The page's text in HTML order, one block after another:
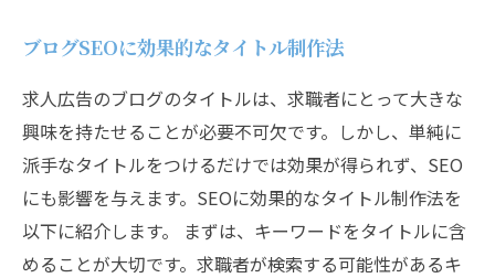
ブログSEOに効果的なタイトル制作法
求人広告のブログのタイトルは、求職者にとって大きな
興味を持たせることが必要不可欠です。しかし、単純に
派手なタイトルをつけるだけでは効果が得られず、SEO
にも影響を与えます。SEOに効果的なタイトル制作法を
以下に紹介します。 まずは、キーワードをタイトルに含
めることが大切です。求職者が検索する可能性があるキ